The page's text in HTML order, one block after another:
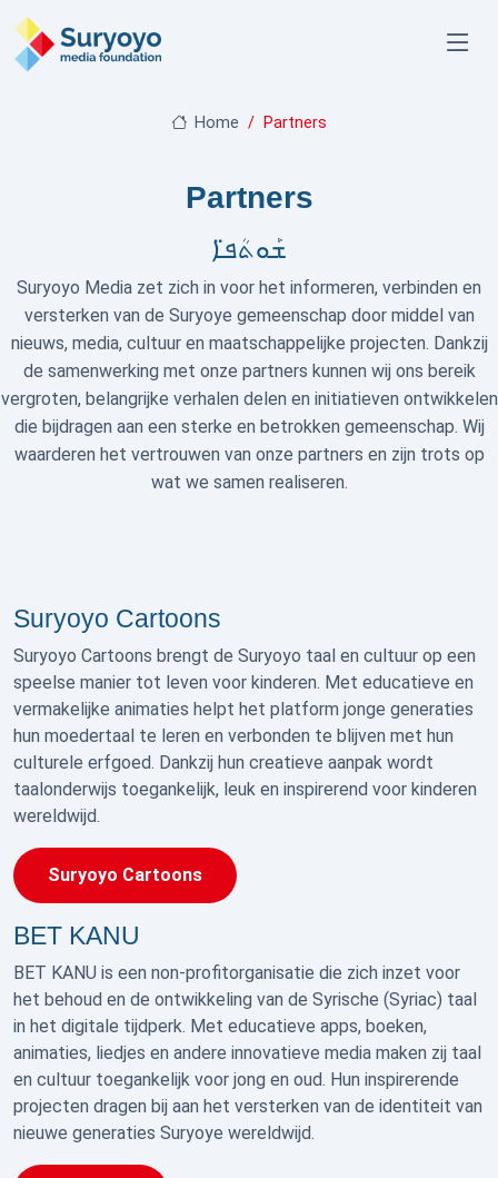
Home Partners
Partners
ܫܰܘܬܳܦ̈ܐ
Suryoyo Media zet zich in voor het informeren, verbinden en
versterken van de Suryoye gemeenschap door middel van
nieuws, media, cultuur en maatschappelijke projecten. Dankzij
de samenwerking met onze partners kunnen wij ons bereik
vergroten, belangrijke verhalen delen en initiatieven ontwikkelen
die bijdragen aan een sterke en betrokken gemeenschap. Wij
waarderen het vertrouwen van onze partners en zijn trots op
wat we samen realiseren.
Suryoyo Cartoons
Suryoyo Cartoons brengt de Suryoyo taal en cultuur op een
speelse manier tot leven voor kinderen. Met educatieve en
vermakelijke animaties helpt het platform jonge generaties
hun moedertaal te leren en verbonden te blijven met hun
culturele erfgoed. Dankzij hun creatieve aanpak wordt
taalonderwijs toegankelijk, leuk en inspirerend voor kinderen
wereldwijd.
Suryoyo Cartoons
BET KANU
BET KANU is een non-profitorganisatie die zich inzet voor
het behoud en de ontwikkeling van de Syrische (Syriac) taal
in het digitale tijdperk. Met educatieve apps, boeken,
animaties, liedjes en andere innovatieve media maken zij taal
en cultuur toegankelijk voor jong en oud. Hun inspirerende
projecten dragen bij aan het versterken van de identiteit van
nieuwe generaties Suryoye wereldwijd.